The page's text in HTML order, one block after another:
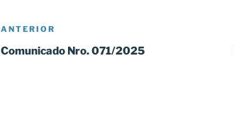
Navegación
de
Entrada
anterior:
ANTERIOR
Comunicado Nro. 071/2025